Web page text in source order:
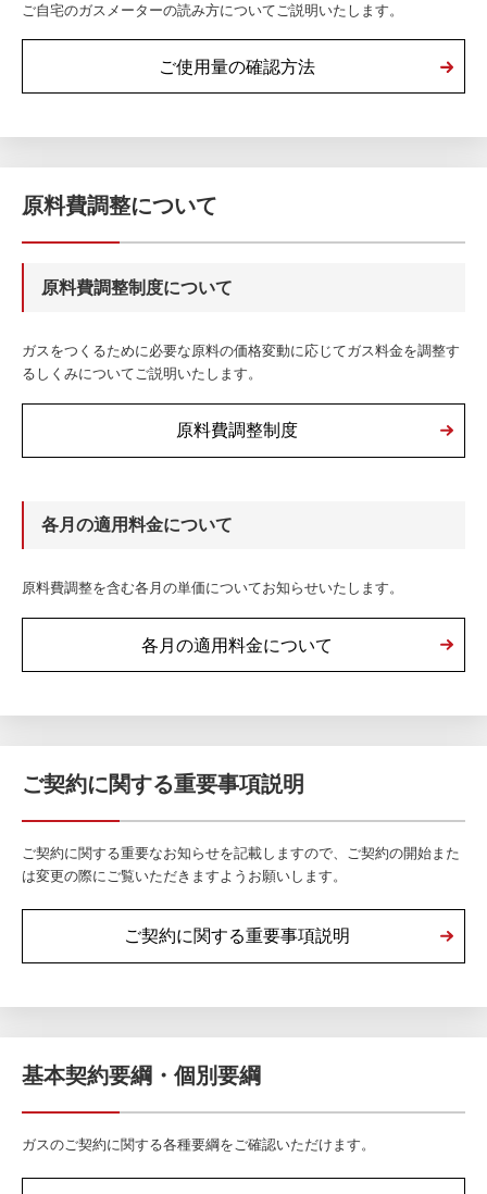
ご自宅のガスメーターの読み方についてご説明いたします。
ご使用量の確認方法
原料費調整について
原料費調整制度について
ガスをつくるために必要な原料の価格変動に応じてガス料金を調整す
るしくみについてご説明いたします。
原料費調整制度
各月の適用料金について
原料費調整を含む各月の単価についてお知らせいたします。
各月の適用料金について
ご契約に関する重要事項説明
ご契約に関する重要なお知らせを記載しますので、ご契約の開始また
は変更の際にご覧いただきますようお願いします。
ご契約に関する重要事項説明
基本契約要綱・個別要綱
ガスのご契約に関する各種要綱をご確認いただけます。